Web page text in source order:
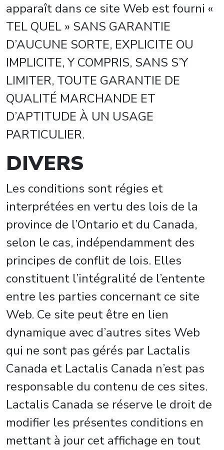
apparaît dans ce site Web est fourni «
TEL QUEL » SANS GARANTIE
D’AUCUNE SORTE, EXPLICITE OU
IMPLICITE, Y COMPRIS, SANS S’Y
LIMITER, TOUTE GARANTIE DE
QUALITÉ MARCHANDE ET
D’APTITUDE À UN USAGE
PARTICULIER.
DIVERS
Les conditions sont régies et
interprétées en vertu des lois de la
province de l’Ontario et du Canada,
selon le cas, indépendamment des
principes de conflit de lois. Elles
constituent l’intégralité de l’entente
entre les parties concernant ce site
Web. Ce site peut être en lien
dynamique avec d’autres sites Web
qui ne sont pas gérés par Lactalis
Canada et Lactalis Canada n’est pas
responsable du contenu de ces sites.
Lactalis Canada se réserve le droit de
modifier les présentes conditions en
mettant à jour cet affichage en tout